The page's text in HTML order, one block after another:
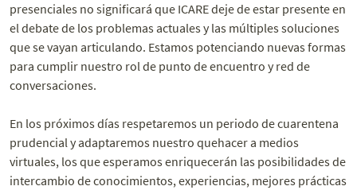
presenciales no significará que ICARE deje de estar presente en
el debate de los problemas actuales y las múltiples soluciones
que se vayan articulando. Estamos potenciando nuevas formas
para cumplir nuestro rol de punto de encuentro y red de
conversaciones.
En los próximos días respetaremos un periodo de cuarentena
prudencial y adaptaremos nuestro quehacer a medios
virtuales, los que esperamos enriquecerán las posibilidades de
intercambio de conocimientos, experiencias, mejores prácticas